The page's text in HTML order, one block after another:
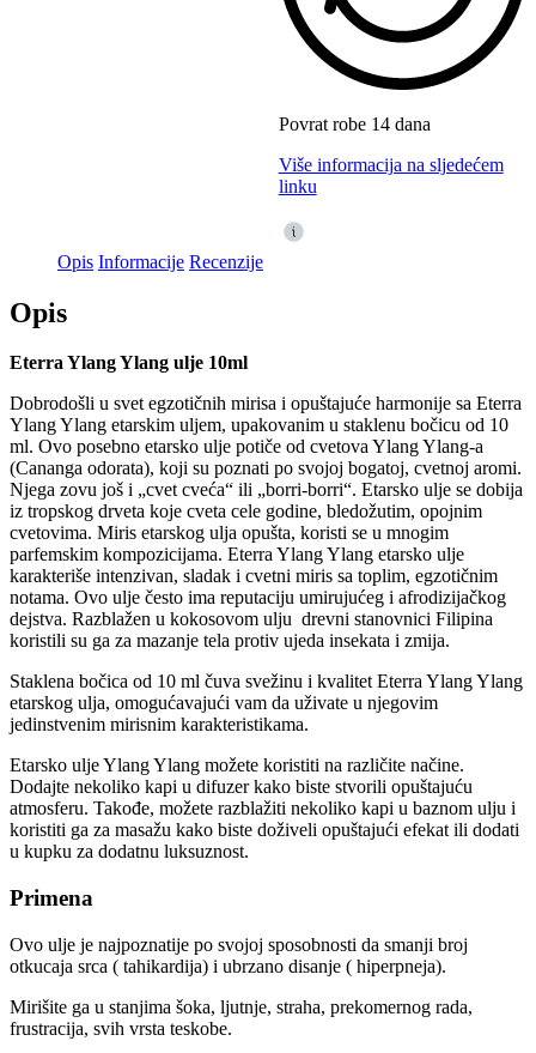
Povrat robe 14 dana
Više informacija na sljedećem
linku
Opis Informacije Recenzije
Opis
Eterra Ylang Ylang ulje 10ml
Dobrodošli u svet egzotičnih mirisa i opuštajuće harmonije sa Eterra
Ylang Ylang etarskim uljem, upakovanim u staklenu bočicu od 10
ml. Ovo posebno etarsko ulje potiče od cvetova Ylang Ylang-a
(Cananga odorata), koji su poznati po svojoj bogatoj, cvetnoj aromi.
Njega zovu još i „cvet cveća“ ili „borri-borri“. Etarsko ulje se dobija
iz tropskog drveta koje cveta cele godine, bledožutim, opojnim
cvetovima. Miris etarskog ulja opušta, koristi se u mnogim
parfemskim kompozicijama. Eterra Ylang Ylang etarsko ulje
karakteriše intenzivan, sladak i cvetni miris sa toplim, egzotičnim
notama. Ovo ulje često ima reputaciju umirujućeg i afrodizijačkog
dejstva. Razblažen u kokosovom ulju drevni stanovnici Filipina
koristili su ga za mazanje tela protiv ujeda insekata i zmija.
Staklena bočica od 10 ml čuva svežinu i kvalitet Eterra Ylang Ylang
etarskog ulja, omogućavajući vam da uživate u njegovim
jedinstvenim mirisnim karakteristikama.
Etarsko ulje Ylang Ylang možete koristiti na različite načine.
Dodajte nekoliko kapi u difuzer kako biste stvorili opuštajuću
atmosferu. Takođe, možete razblažiti nekoliko kapi u baznom ulju i
koristiti ga za masažu kako biste doživeli opuštajući efekat ili dodati
u kupku za dodatnu luksuznost.
Primena
Ovo ulje je najpoznatije po svojoj sposobnosti da smanji broj
otkucaja srca ( tahikardija) i ubrzano disanje ( hiperpneja).
Mirišite ga u stanjima šoka, ljutnje, straha, prekomernog rada,
frustracija, svih vrsta teskobe.